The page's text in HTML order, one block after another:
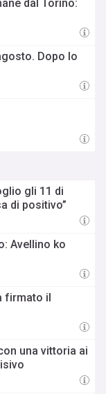
dal Torino:
Dopo lo
gli 11 di
di positivo”
Avellino ko
firmato il
una vittoria ai